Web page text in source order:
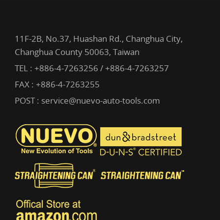
11F-2B, No.37, Huashan Rd., Changhua City,
Changhua County 50063, Taiwan
TEL : +886-4-7263256 / +886-4-7263257
FAX : +886-4-7263255
POST : service@nuevo-auto-tools.com